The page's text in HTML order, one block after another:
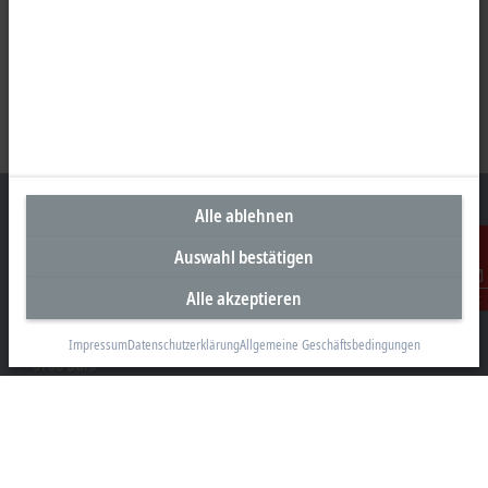
Kontakt
Beckhoff Automation GmbH
Hauptstraße 11
6706 Bürs
Alle ablehnen
Auswahl bestätigen
Alle akzeptieren
ImpressumDatenschutzerklärungAllgemeine Geschäftsbedingungen